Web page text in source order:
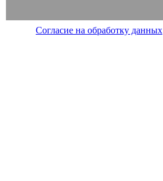
Согласие на обработку данных